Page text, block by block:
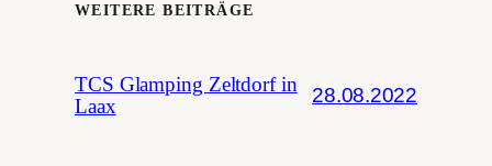
WEITERE BEITRÄGE
TCS Glamping Zeltdorf in
Laax
28.08.2022